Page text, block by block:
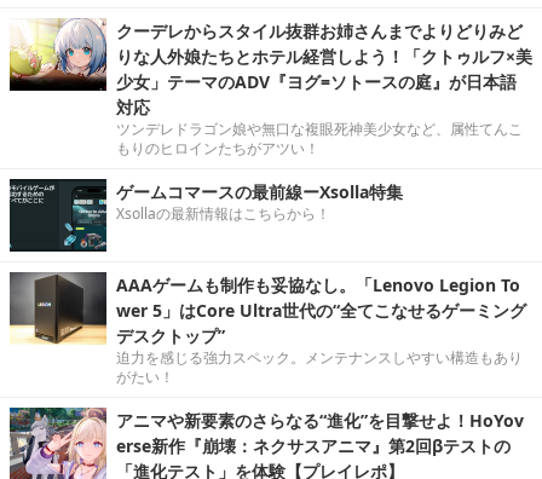
クーデレからスタイル抜群お姉さんまでよりどりみど
りな人外娘たちとホテル経営しよう！「クトゥルフ×美
少女」テーマのADV『ヨグ=ソトースの庭』が日本語
対応
ツンデレドラゴン娘や無口な複眼死神美少女など、属性てんこ
もりのヒロインたちがアツい！
ゲームコマースの最前線ーXsolla特集
Xsollaの最新情報はこちらから！
AAAゲームも制作も妥協なし。「Lenovo Legion To
wer 5」はCore Ultra世代の“全てこなせるゲーミング
デスクトップ”
迫力を感じる強力スペック。メンテナンスしやすい構造もあり
がたい！
アニマや新要素のさらなる“進化”を目撃せよ！HoYov
erse新作『崩壊：ネクサスアニマ』第2回βテストの
「進化テスト」を体験【プレイレポ】